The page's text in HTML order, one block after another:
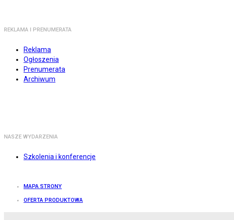
REKLAMA I PRENUMERATA
Reklama
Ogłoszenia
Prenumerata
Archiwum
NASZE WYDARZENIA
Szkolenia i konferencje
MAPA STRONY
OFERTA PRODUKTOWA